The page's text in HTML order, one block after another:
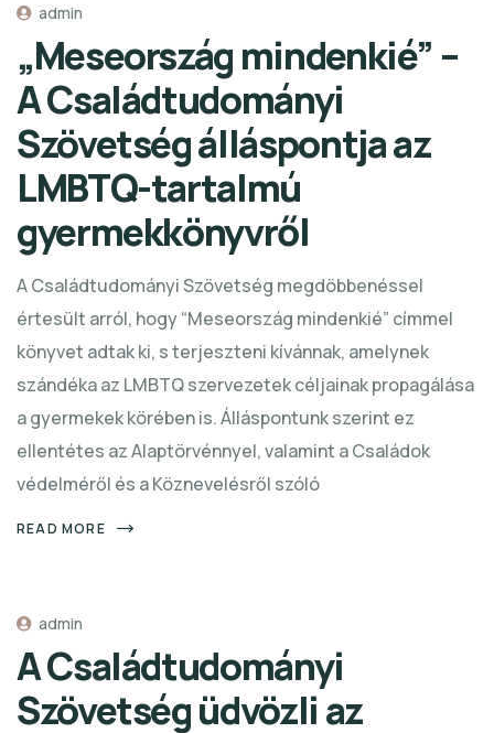
admin
„Meseország mindenkié” –
A Családtudományi
Szövetség álláspontja az
LMBTQ-tartalmú
gyermekkönyvről
A Családtudományi Szövetség megdöbbenéssel
értesült arról, hogy “Meseország mindenkié” címmel
könyvet adtak ki, s terjeszteni kívánnak, amelynek
szándéka az LMBTQ szervezetek céljainak propagálása
a gyermekek körében is. Álláspontunk szerint ez
ellentétes az Alaptörvénnyel, valamint a Családok
védelméről és a Köznevelésről szóló
READ MORE
admin
A Családtudományi
Szövetség üdvözli az